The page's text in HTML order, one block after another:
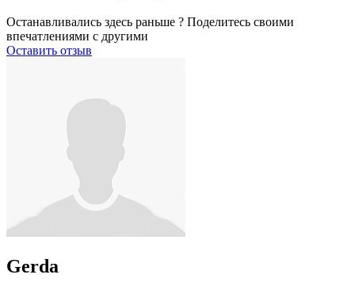
Останавливались здесь раньше ? Поделитесь своими
впечатлениями с другими
Оставить отзыв
Gerda